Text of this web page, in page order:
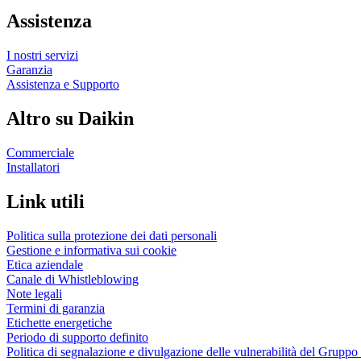
Assistenza
I nostri servizi
Garanzia
Assistenza e Supporto
Altro su Daikin
Commerciale
Installatori
Link utili
Politica sulla protezione dei dati personali
Gestione e informativa sui cookie
Etica aziendale
Canale di Whistleblowing
Note legali
Termini di garanzia
Etichette energetiche
Periodo di supporto definito
Politica di segnalazione e divulgazione delle vulnerabilità del